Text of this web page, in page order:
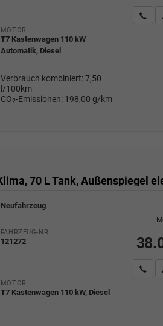
MOTOR
T7 Kastenwagen 110 kW
Automatik, Diesel
Verbrauch kombiniert:7,50
l/100km
CO2-Emissionen: 198,00 g/km
Wir
Neufahrzeug
FAHRZEUG-NR.
121272
MOTOR
T7 Kastenwagen 110 kW, Diesel
Wir